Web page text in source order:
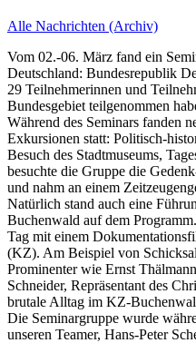
Alle Nachrichten (Archiv)
Vom 02.-06. März fand ein
Deutschland: Bundesrepublik
29 Teilnehmerinnen und
Bundesgebiet teilgenommen
Während des Seminars fanden
Exkursionen statt: Politisch-
Besuch des Stadtmuseums,
besuchte die Gruppe die
und nahm an einem
Natürlich stand auch eine
Buchenwald auf dem
Tag mit einem
(KZ). Am Beispiel von
Prominenter wie Ernst
Schneider, Repräsentant des
brutale Alltag im KZ-
Die Seminargruppe wurde
unseren Teamer, Hans-Peter